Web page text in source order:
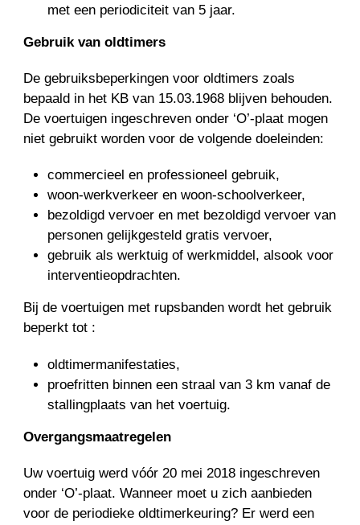
met een periodiciteit van 5 jaar.
Gebruik van oldtimers
De gebruiksbeperkingen voor oldtimers zoals
bepaald in het KB van 15.03.1968 blijven behouden.
De voertuigen ingeschreven onder ‘O’-plaat mogen
niet gebruikt worden voor de volgende doeleinden:
commercieel en professioneel gebruik,
woon-werkverkeer en woon-schoolverkeer,
bezoldigd vervoer en met bezoldigd vervoer van
personen gelijkgesteld gratis vervoer,
gebruik als werktuig of werkmiddel, alsook voor
interventieopdrachten.
Bij de voertuigen met rupsbanden wordt het gebruik
beperkt tot :
oldtimermanifestaties,
proefritten binnen een straal van 3 km vanaf de
stallingplaats van het voertuig.
Overgangsmaatregelen
Uw voertuig werd vóór 20 mei 2018 ingeschreven
onder ‘O’-plaat. Wanneer moet u zich aanbieden
voor de periodieke oldtimerkeuring? Er werd een